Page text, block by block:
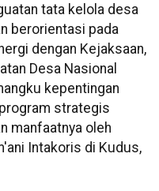
tata kelola desa
berorientasi pada
dengan Kejaksaan,
Desa Nasional
kepentingan
strategis
manfaatnya oleh
Intakoris di Kudus,